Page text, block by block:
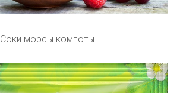
Соки морсы компоты